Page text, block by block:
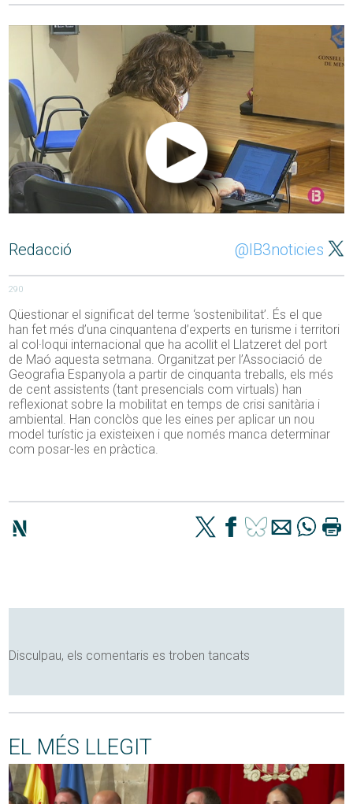
Redacció @IB3noticies
290
Qüestionar el significat del terme ‘sostenibilitat’. És el que
han fet més d’una cinquantena d’experts en turisme i territori
al col·loqui internacional que ha acollit el Llatzeret del port
de Maó aquesta setmana. Organitzat per l’Associació de
Geografia Espanyola a partir de cinquanta treballs, els més
de cent assistents (tant presencials com virtuals) han
reflexionat sobre la mobilitat en temps de crisi sanitària i
ambiental. Han conclòs que les eines per aplicar un nou
model turístic ja existeixen i que només manca determinar
com posar-les en pràctica.
Disculpau, els comentaris es troben tancats
EL MÉS LLEGIT